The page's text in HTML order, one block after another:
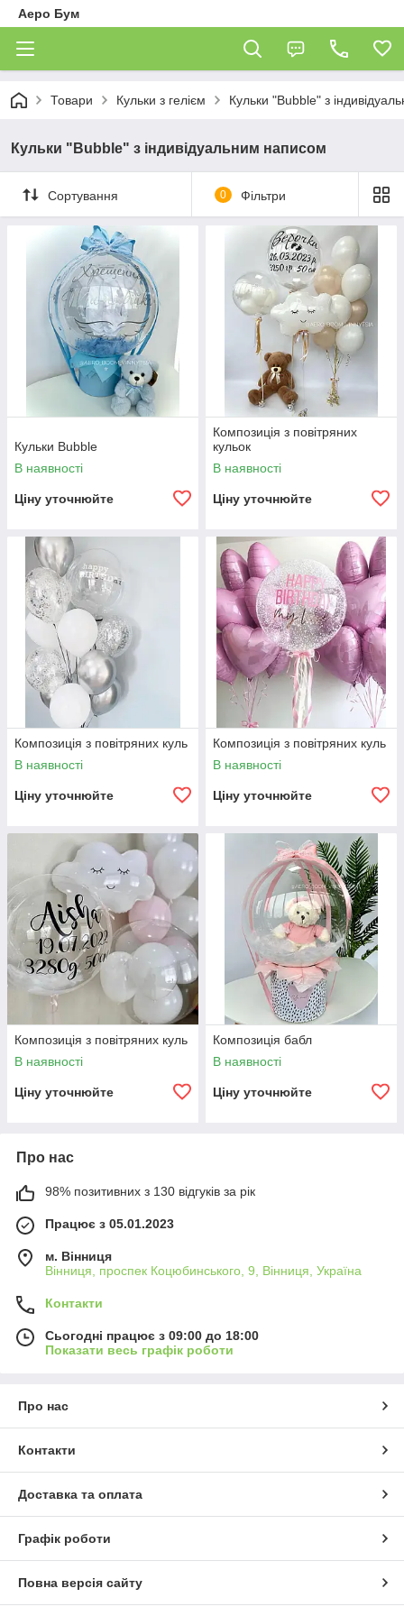
Аеро Бум
Товари Кульки з гелієм Кульки "Bubble" з
Кульки "Bubble" з індивідуальним написом
Сортування 0 Фільтри
Кульки Bubble
В наявності
Ціну уточнюйте
Композиція з повітряних
кульок
В наявності
Ціну уточнюйте
Композиція з повітряних куль
В наявності
Ціну уточнюйте
Композиція з повітряних куль
В наявності
Ціну уточнюйте
Композиція з повітряних куль
В наявності
Ціну уточнюйте
Композиція бабл
В наявності
Ціну уточнюйте
Про нас
98% позитивних з 130 відгуків за рік
Працює з 05.01.2023
м. Вінниця
Вінниця, проспек Коцюбинського, 9, Вінниця, Україна
Контакти
Сьогодні працює з 09:00 до 18:00
Показати весь графік роботи
Про нас
Контакти
Доставка та оплата
Графік роботи
Повна версія сайту